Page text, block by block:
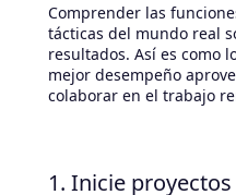
Comprender las
tácticas del mundo real
resultados. Así es como
mejor desempeño
colaborar en el trabajo
1. Inicie